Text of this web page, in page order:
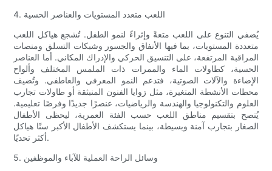
4. اللعب متعدد المستويات والعناصر الحسية
يُضفي التنوع على اللعب متعةً وإثراءً لنمو الطفل. تُشجع هياكل اللعب
متعددة المستويات، بما فيها الأنفاق والجسور وشبكات التسلق ومنصات
المراقبة المرتفعة، على التنسيق الحركي والإدراك المكاني. أما العناصر
الحسية، كطاولات الماء والممرات ذات الملمس المختلف وألواح
الإضاءة والآلات الصوتية، فتدعم النمو المعرفي والعاطفي. وتُضيف
محطات الأنشطة المتغيرة، مثل زوايا الفنون المنبثقة أو طاولات تجارب
العلوم والتكنولوجيا والهندسة والرياضيات، عنصرًا جديدًا وفرصًا تعليمية.
يُنصح بتقسيم مناطق اللعب حسب الفئة العمرية، ليحظى الأطفال
الصغار بتجارب آمنة وبسيطة، بينما يستكشف الأطفال الأكبر سنًا هياكل
أكثر تحديًا.
5. وسائل الراحة العملية للآباء والموظفين